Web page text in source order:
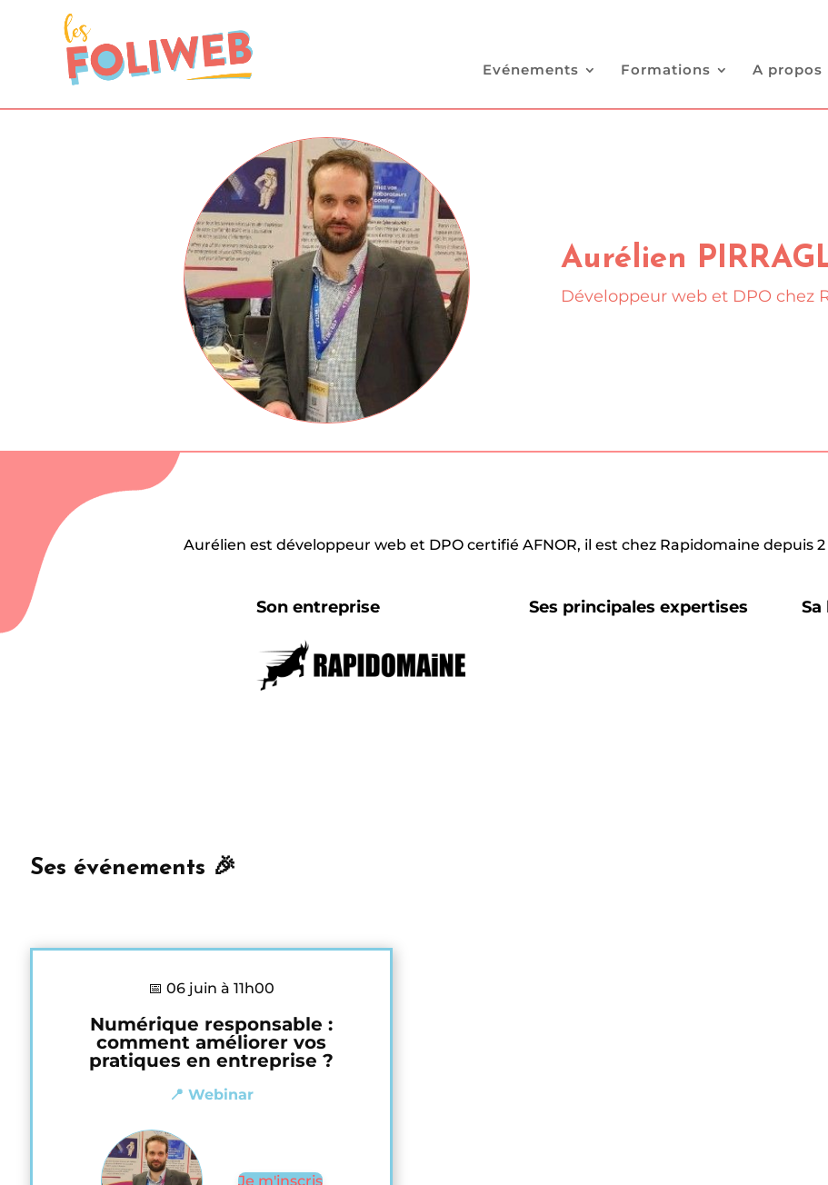
Evénements Formations A propos
Aurélien
Développeur web et DPO chez
Aurélien est développeur web et DPO certifié AFNOR, il est chez Rapidomaine depuis 2
Son entreprise Ses principales expertises
Ses événements 🎉
📅 06 juin à 11h00
Numérique responsable :
comment améliorer vos
pratiques en entreprise ?
📍 Webinar
Je m'inscris